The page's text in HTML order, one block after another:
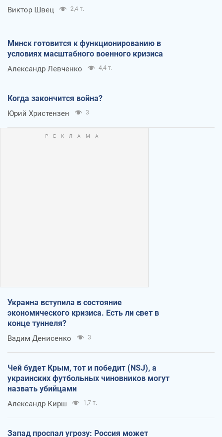
Виктор Швец 2,4 т.
Минск готовится к функционированию в
условиях масштабного военного кризиса
Александр Левченко 4,4 т.
Когда закончится война?
Юрий Христензен 3
Украина вступила в состояние
экономического кризиса. Есть ли свет в
конце туннеля?
Вадим Денисенко 3
Чей будет Крым, тот и победит (NSJ), а
украинских футбольных чиновников могут
назвать убийцами
Александр Кирш 1,7 т.
Запад проспал угрозу: Россия может